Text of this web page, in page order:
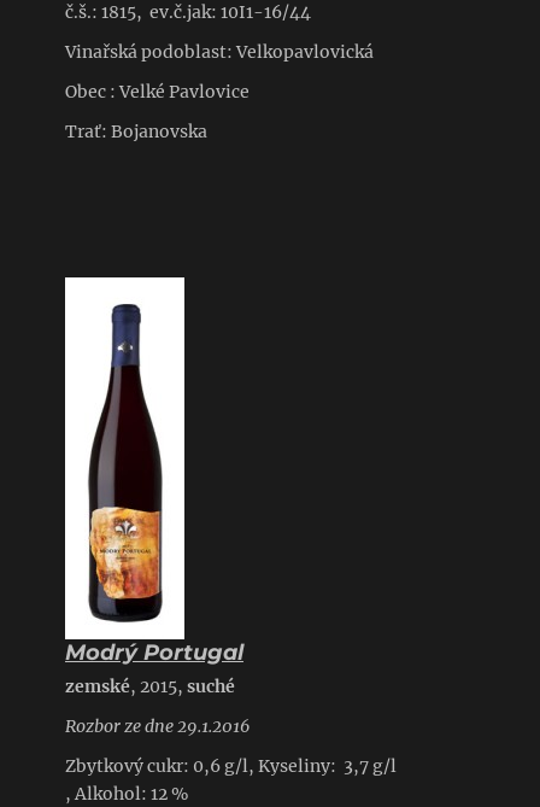
č.š.: 1815, ev.č.jak: 10I1-16/44
Vinařská podoblast: Velkopavlovická
Obec : Velké Pavlovice
Trať: Bojanovska
Modrý Portugal
zemské, 2015, suché
Rozbor ze dne 29.1.2016
Zbytkový cukr: 0,6 g/l, Kyseliny: 3,7 g/l
, Alkohol: 12 %